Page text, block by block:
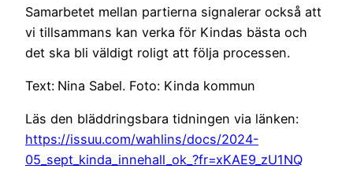
Samarbetet mellan partierna signalerar också att
vi tillsammans kan verka för Kindas bästa och
det ska bli väldigt roligt att följa processen.
Text: Nina Sabel. Foto: Kinda kommun
Läs den bläddringsbara tidningen via länken:
https://issuu.com/wahlins/docs/2024-
05_sept_kinda_innehall_ok_?fr=xKAE9_zU1NQ